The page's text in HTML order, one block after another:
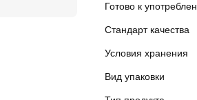
Готово к
Стандарт качества
Условия хранения
Вид упаковки